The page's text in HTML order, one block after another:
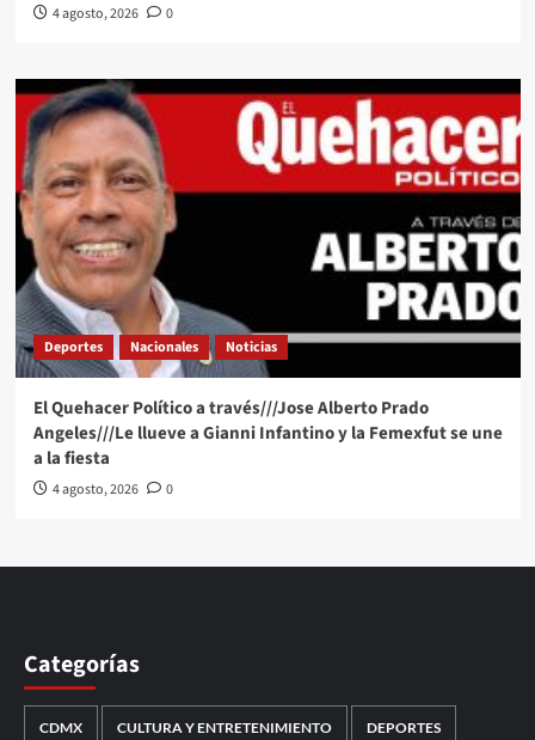
4 agosto, 2026 0
Deportes Nacionales Noticias
El Quehacer Político a través///Jose Alberto Prado
Angeles///Le llueve a Gianni Infantino y la Femexfut se une
a la fiesta
4 agosto, 2026 0
Categorías
CDMX CULTURA Y ENTRETENIMIENTO DEPORTES